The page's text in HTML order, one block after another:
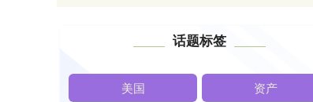
话题标签
美国 资产